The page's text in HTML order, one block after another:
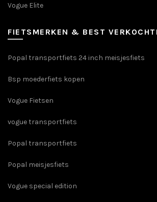
Vogue Elite
FIETSMERKEN & BEST
Popal transportfiets 24 inch meisjesfiets
Bsp moederfiets kopen
Vogue Fietsen
vogue transportfiets
Popal transportfiets
Popal meisjesfiets
Vogue special edition